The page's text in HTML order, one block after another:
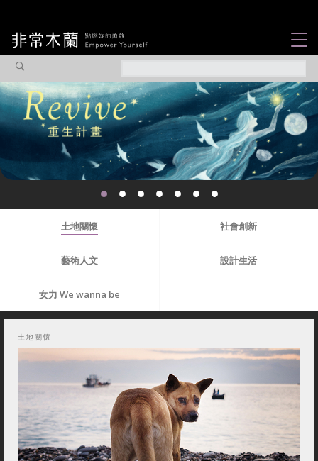
觀點專欄
焦點企劃
社會企業
認識我們
土地關懷 社會創新
藝術人文 設計生活
女力 We wanna be
土地關懷